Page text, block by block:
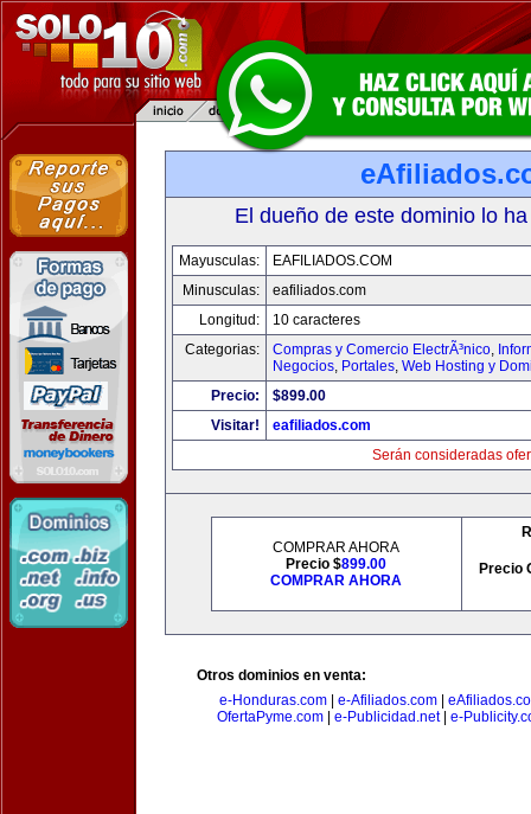
El dueño de este dominio lo
Mayusculas:
EAFILIADOS.COM
Minusculas:
eafiliados.com
Longitud:
10 caracteres
Categorias:
Compras y Comercio ElectrÃ³nico,
Negocios, Portales, Web Hosting y
Precio:
$899.00
Visitar!
eafiliados.com
Serán consideradas
COMPRAR AHORA
Precio $899.00
COMPRAR AHORA
Precio
Otros dominios en venta:
e-Honduras.com| e-Afiliados.com|
OfertaPyme.com| e-Publicidad.net| e-